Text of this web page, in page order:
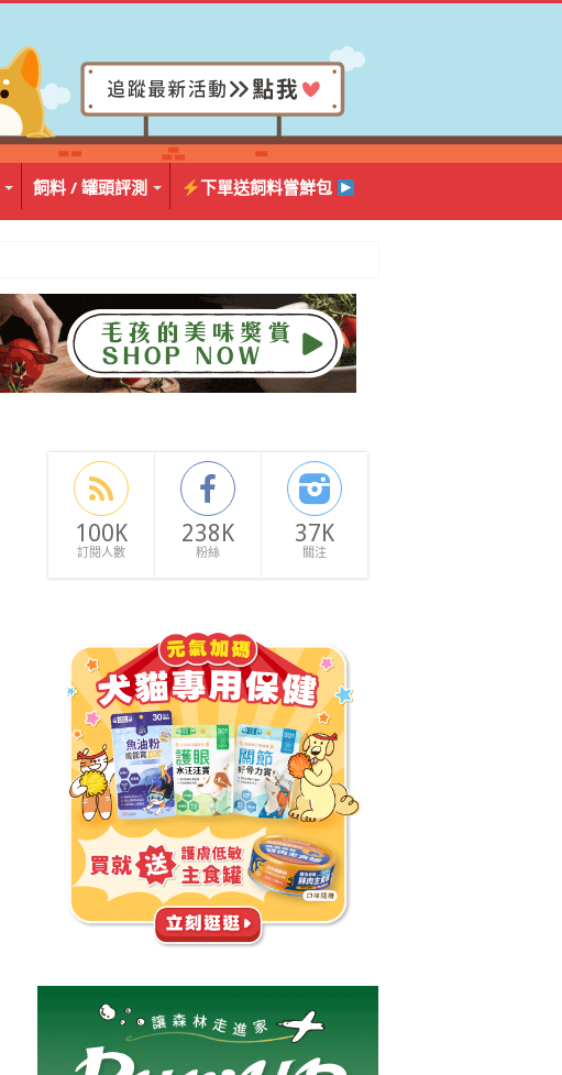
飼料 / 罐頭評測 下單送飼料嘗鮮包
100K
訂閱人數
238K
粉絲
37K
關注